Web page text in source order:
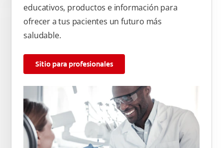
educativos, productos e información para
ofrecer a tus pacientes un futuro más
saludable.
Sitio para profesionales